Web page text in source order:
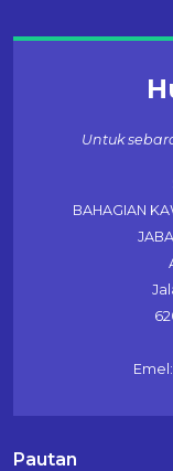
Untuk
BAHAGIAN
Pautan